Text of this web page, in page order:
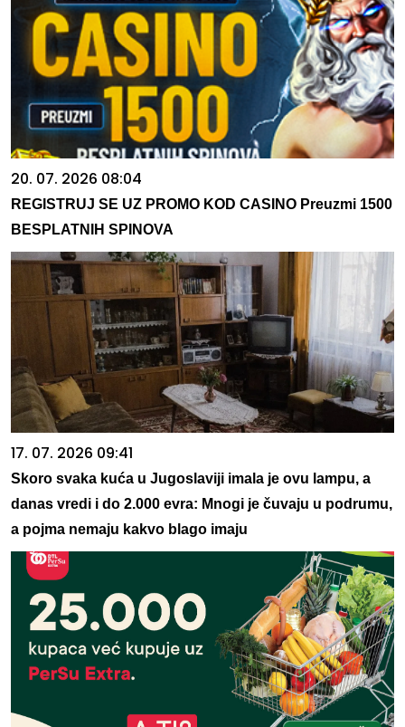
20. 07. 2026 08:04
REGISTRUJ SE UZ PROMO KOD CASINO Preuzmi 1500
BESPLATNIH SPINOVA
17. 07. 2026 09:41
Skoro svaka kuća u Jugoslaviji imala je ovu lampu, a
danas vredi i do 2.000 evra: Mnogi je čuvaju u podrumu,
a pojma nemaju kakvo blago imaju